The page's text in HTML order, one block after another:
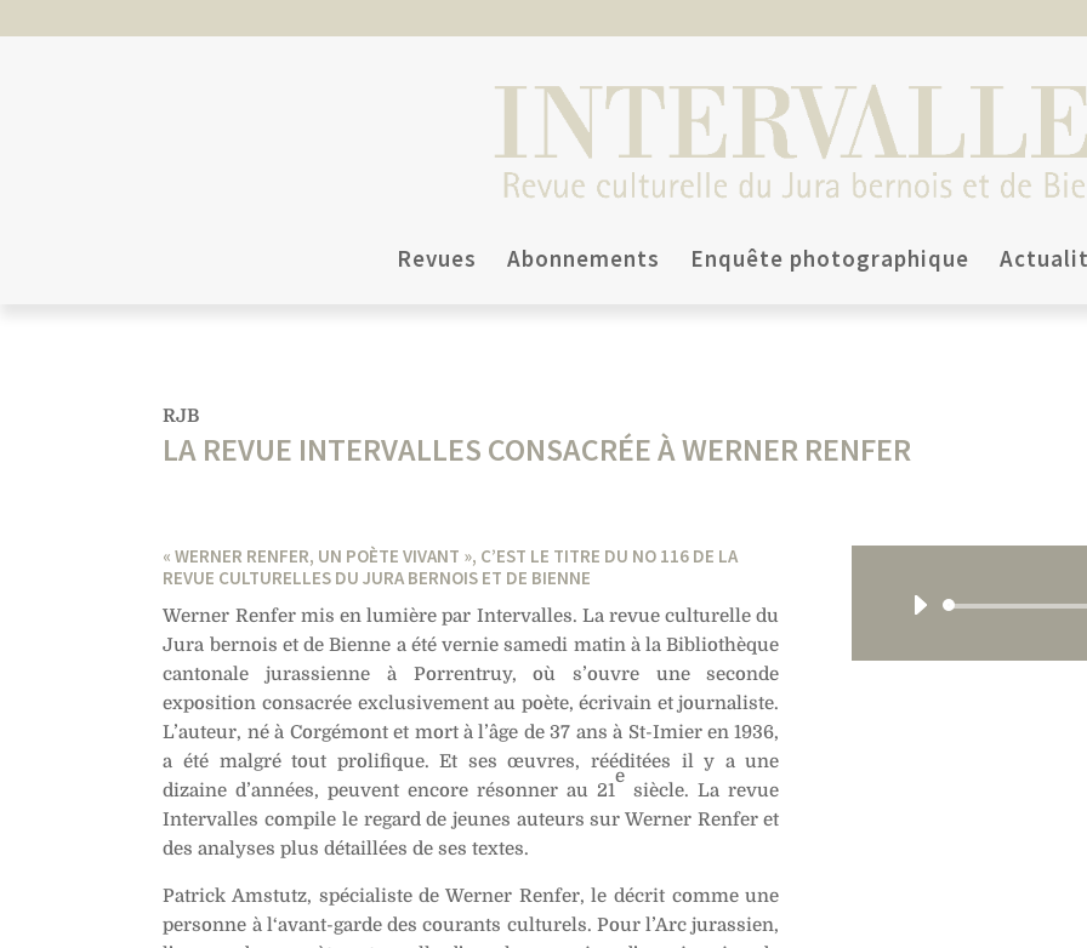
Revues Abonnements Enquête photographique
RJB
LA REVUE INTERVALLES CONSACRÉE À WERNER RENFER
« WERNER RENFER, UN POÈTE VIVANT », C’EST LE TITRE DU NO 116 DE LA
REVUE CULTURELLES DU JURA BERNOIS ET DE BIENNE
Werner Renfer mis en lumière par Intervalles. La revue culturelle du
Jura bernois et de Bienne a été vernie samedi matin à la Bibliothèque
cantonale jurassienne à Porrentruy, où s’ouvre une seconde
exposition consacrée exclusivement au poète, écrivain et journaliste.
L’auteur, né à Corgémont et mort à l’âge de 37 ans à St-Imier en 1936,
a été malgré tout prolifique. Et ses œuvres, rééditées il y a une
dizaine d’années, peuvent encore résonner au 21
e
siècle. La revue
Intervalles compile le regard de jeunes auteurs sur Werner Renfer et
des analyses plus détaillées de ses textes.
Patrick Amstutz, spécialiste de Werner Renfer, le décrit comme une
personne à l‘avant-garde des courants culturels. Pour l’Arc jurassien,